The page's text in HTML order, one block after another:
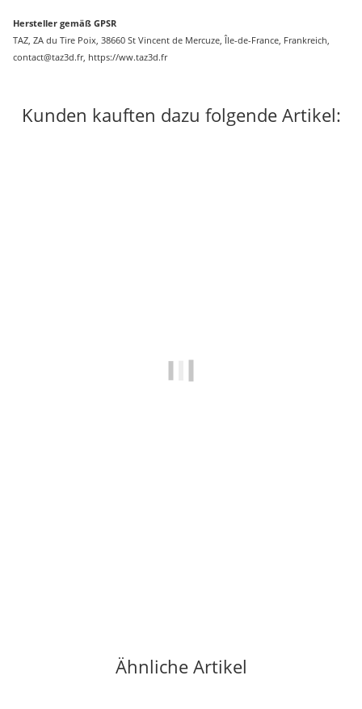
Hersteller gemäß GPSR
TAZ, ZA du Tire Poix, 38660 St Vincent de Mercuze, Île-de-France, Frankreich,
contact@taz3d.fr, https://ww.taz3d.fr
Kunden kauften dazu folgende Artikel:
Ähnliche Artikel